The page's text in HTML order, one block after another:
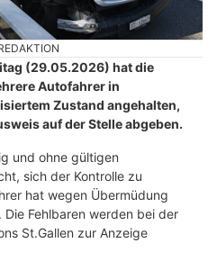
(29.05.2026) hat die
Autofahrer in
Zustand angehalten,
auf der Stelle abgeben.
und ohne gültigen
sich der Kontrolle zu
hat wegen Übermüdung
Fehlbaren werden bei der
St.Gallen zur Anzeige